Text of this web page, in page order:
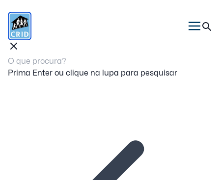
Prima Enter ou clique na lupa para pesquisar